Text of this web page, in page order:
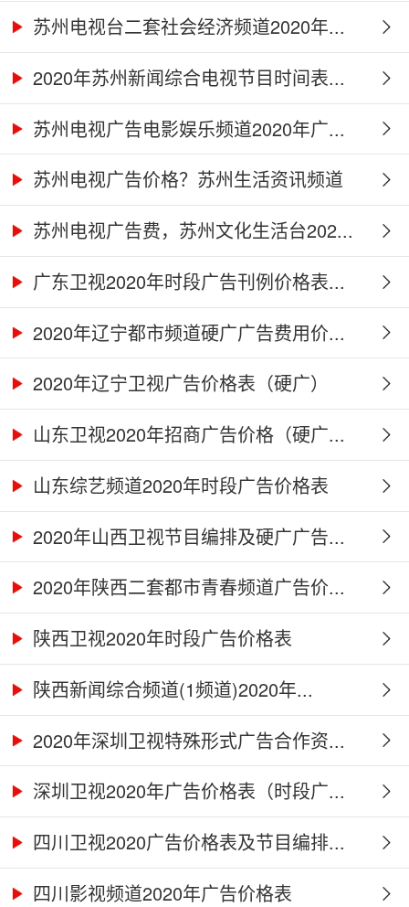
钱...苏州电视台二套社会经济频道2020年...
2020年苏州新闻综合电视节目时间表...
苏州电视广告电影娱乐频道2020年广...
苏州电视广告价格？苏州生活资讯频道
2...苏州电视广告费，苏州文化生活台202...
广东卫视2020年时段广告刊例价格表...
2020年辽宁都市频道硬广广告费用价...
2020年辽宁卫视广告价格表（硬广）
山东卫视2020年招商广告价格（硬广...
山东综艺频道2020年时段广告价格表
2020年山西卫视节目编排及硬广广告...
2020年陕西二套都市青春频道广告价...
陕西卫视2020年时段广告价格表
陕西新闻综合频道(1频道)2020年...
2020年深圳卫视特殊形式广告合作资...
深圳卫视2020年广告价格表（时段广...
四川卫视2020广告价格表及节目编排...
四川影视频道2020年广告价格表